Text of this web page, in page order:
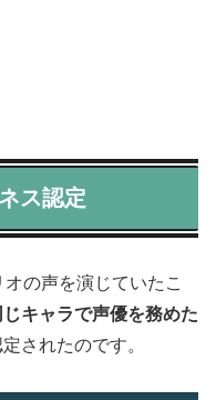
ス認定
の声を演じていたこ
じキャラで声優を務めた
されたのです。